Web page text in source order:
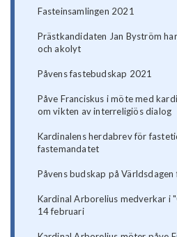
Fasteinsamlingen 2021
Prästkandidaten Jan Byström
och akolyt
Påvens fastebudskap 2021
Påve Franciskus i möte med
om vikten av interreligiös dialog
Kardinalens herdabrev för
fastemandatet
Påvens budskap på Världsdagen
Kardinal Arborelius medverkar i
14 februari